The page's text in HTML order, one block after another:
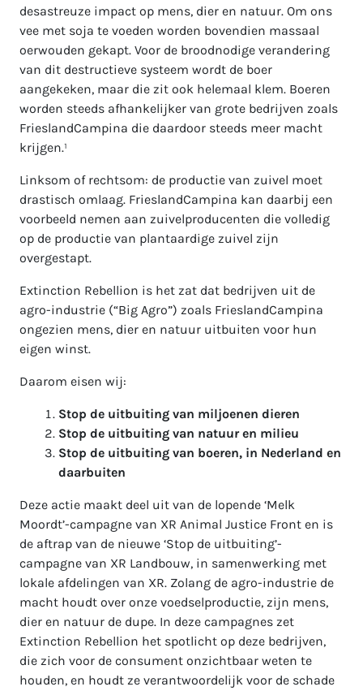
desastreuze impact op mens, dier en natuur. Om ons
vee met soja te voeden worden bovendien massaal
oerwouden gekapt. Voor de broodnodige verandering
van dit destructieve systeem wordt de boer
aangekeken, maar die zit ook helemaal klem. Boeren
worden steeds afhankelijker van grote bedrijven zoals
FrieslandCampina die daardoor steeds meer macht
krijgen.¹
Linksom of rechtsom: de productie van zuivel moet
drastisch omlaag. FrieslandCampina kan daarbij een
voorbeeld nemen aan zuivelproducenten die volledig
op de productie van plantaardige zuivel zijn
overgestapt.
Extinction Rebellion is het zat dat bedrijven uit de
agro-industrie (“Big Agro”) zoals FrieslandCampina
ongezien mens, dier en natuur uitbuiten voor hun
eigen winst.
Daarom eisen wij:
Stop de uitbuiting van miljoenen dieren
Stop de uitbuiting van natuur en milieu
Stop de uitbuiting van boeren, in Nederland en
daarbuiten
Deze actie maakt deel uit van de lopende ‘Melk
Moordt’-campagne van XR Animal Justice Front en is
de aftrap van de nieuwe ‘Stop de uitbuiting’-
campagne van XR Landbouw, in samenwerking met
lokale afdelingen van XR. Zolang de agro-industrie de
macht houdt over onze voedselproductie, zijn mens,
dier en natuur de dupe. In deze campagnes zet
Extinction Rebellion het spotlicht op deze bedrijven,
die zich voor de consument onzichtbaar weten te
houden, en houdt ze verantwoordelijk voor de schade